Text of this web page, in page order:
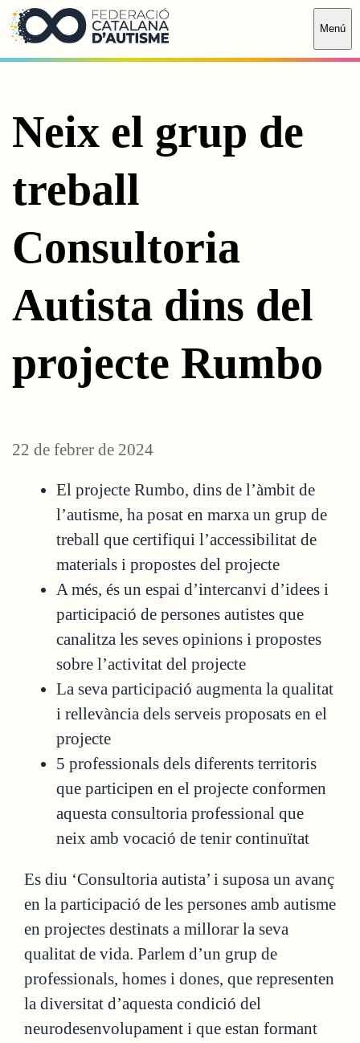
Saltar al contingut principal
Menú
Neix el grup de
treball
Consultoria
Autista dins del
projecte Rumbo
22 de febrer de 2024
El projecte Rumbo, dins de l’àmbit de
l’autisme, ha posat en marxa un grup de
treball que certifiqui l’accessibilitat de
materials i propostes del projecte
A més, és un espai d’intercanvi d’idees i
participació de persones autistes que
canalitza les seves opinions i propostes
sobre l’activitat del projecte
La seva participació augmenta la qualitat
i rellevància dels serveis proposats en el
projecte
5 professionals dels diferents territoris
que participen en el projecte conformen
aquesta consultoria professional que
neix amb vocació de tenir continuïtat
Es diu ‘Consultoria autista’ i suposa un avanç
en la participació de les persones amb autisme
en projectes destinats a millorar la seva
qualitat de vida. Parlem d’un grup de
professionals, homes i dones, que representen
la diversitat d’aquesta condició del
neurodesenvolupament i que estan formant